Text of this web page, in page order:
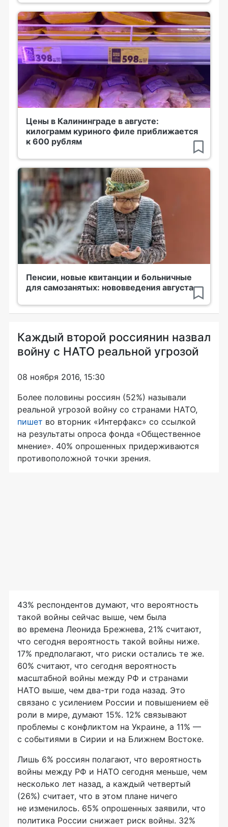
Цены в Калининграде в августе:
килограмм куриного филе приближается
к 600 рублям
Пенсии, новые квитанции и больничные
для самозанятых: нововведения августа
Каждый второй россиянин назвал
войну с НАТО реальной угрозой
08 ноября 2016, 15:30
Более половины россиян (52%) называли
реальной угрозой войну со странами НАТО,
пишет во вторник «Интерфакс» со ссылкой
на результаты опроса фонда «Общественное
мнение». 40% опрошенных придерживаются
противоположной точки зрения.
43% респондентов думают, что вероятность
такой войны сейчас выше, чем была
во времена Леонида Брежнева, 21% считают,
что сегодня вероятность такой войны ниже.
17% предполагают, что риски остались те же.
60% считают, что сегодня вероятность
масштабной войны между РФ и странами
НАТО выше, чем два-три года назад. Это
связано с усилением России и повышением её
роли в мире, думают 15%. 12% связывают
проблемы с конфликтом на Украине, а 11% —
с событиями в Сирии и на Ближнем Востоке.
Лишь 6% россиян полагают, что вероятность
войны между РФ и НАТО сегодня меньше, чем
несколько лет назад, а каждый четвертый
(26%) считает, что в этом плане ничего
не изменилось. 65% опрошенных заявили, что
политика России снижает риск войны. 32%